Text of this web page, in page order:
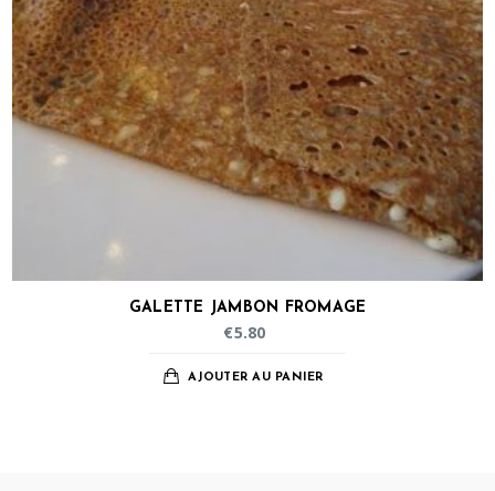
GALETTE JAMBON FROMAGE
€5.80
AJOUTER AU PANIER